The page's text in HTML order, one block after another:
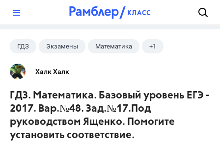
ГДЗ Экзамены Математика +1
Ященко И.В.
Халк Халк
ГДЗ. Математика. Базовый уровень ЕГЭ -
2017. Вар.№48. Зад.№17.Под
руководством Ященко. Помогите
установить соответствие.